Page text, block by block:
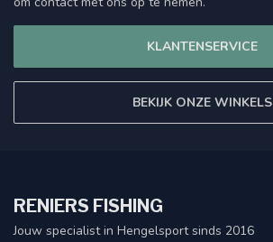
KLANTENSERVICE
BEKIJK ONZE WINKELS
RENIERS FISHING
Jouw specialist in Hengelsport sinds 2016